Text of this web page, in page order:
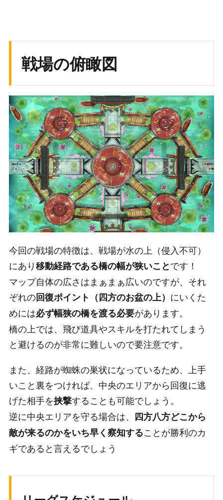
戦場の俯瞰図
今回の戦場の特徴は、戦場が水の上（侵入不可）
にあり移動経路である橋の幅が狭いことです！
マップ自体の広さはまぁまぁ広いのですが、それ
ぞれの回復ポイント（四方のお盆の上） にいくた
めには必ず幅狭の橋を渡る必要があります。
橋の上では、飛び道具やスキルを打たれてしまう
と避けるのが非常に難しいので要注意です。
また、経路が蜘蛛の巣状になっているため、上手
いこと裏をつければ、中央のエリアから回復に逃
げた相手を挟撃することも可能でしょう。
逆に中央エリアを守る場合は、 四方八方どこから
敵が来るのかをいち早く察知することが勝利のカ
ギであると言えるでしょう